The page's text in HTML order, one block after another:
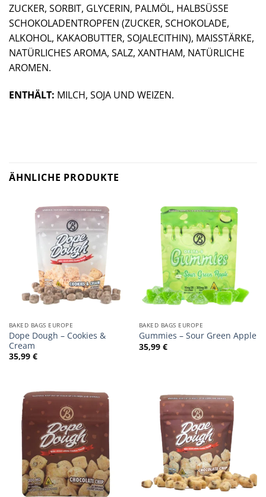
ZUCKER, SORBIT, GLYCERIN, PALMÖL, HALBSÜSSE
SCHOKOLADENTROPFEN (ZUCKER, SCHOKOLADE,
ALKOHOL, KAKAOBUTTER, SOJALECITHIN), MAISSTÄRKE,
NATÜRLICHES AROMA, SALZ, XANTHAM, NATÜRLICHE
AROMEN.
ENTHÄLT: MILCH, SOJA UND WEIZEN.
ÄHNLICHE PRODUKTE
BAKED BAGS EUROPE
Dope Dough – Cookies &
Cream
35,99 €
BAKED BAGS EUROPE
Gummies – Sour Green Apple
35,99 €